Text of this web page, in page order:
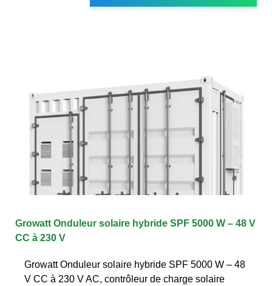
Growatt Onduleur solaire hybride SPF 5000 W – 48 V
CC à 230 V
Growatt Onduleur solaire hybride SPF 5000 W – 48
V CC à 230 V AC, contrôleur de charge solaire